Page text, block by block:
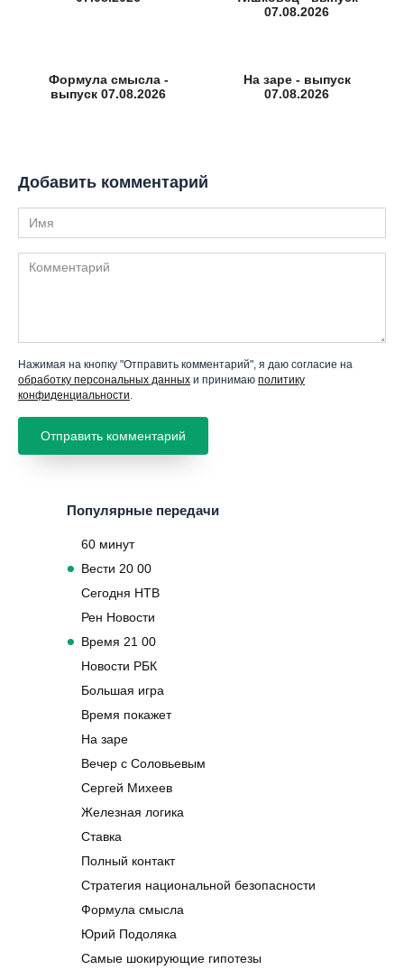
07.08.2026
Формула смысла -
выпуск 07.08.2026
На заре - выпуск
07.08.2026
Добавить комментарий
Имя
Комментарий
Нажимая на кнопку "Отправить комментарий", я даю согласие на
обработку персональных данных и принимаю политику
конфиденциальности.
Популярные передачи
60 минут
Вести 20 00
Сегодня НТВ
Рен Новости
Время 21 00
Новости РБК
Большая игра
Время покажет
На заре
Вечер с Соловьевым
Сергей Михеев
Железная логика
Ставка
Полный контакт
Стратегия национальной безопасности
Формула смысла
Юрий Подоляка
Самые шокирующие гипотезы